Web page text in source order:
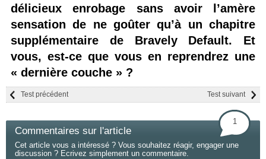
délicieux enrobage sans avoir l’amère
sensation de ne goûter qu’à un chapitre
supplémentaire de Bravely Default. Et
vous, est-ce que vous en reprendrez une
« dernière couche » ?
Test suivant
Test précédent
Commentaires sur l'article
1
Cet article vous a intéressé ? Vous souhaitez réagir, engager une
discussion ? Ecrivez simplement un commentaire.